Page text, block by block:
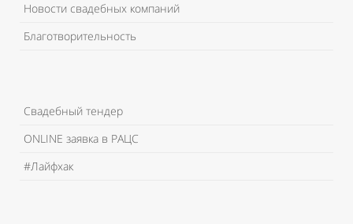
Новости свадебных компаний
Благотворительность
Свадебный тендер
ONLINE заявка в РАЦС
#Лайфхак